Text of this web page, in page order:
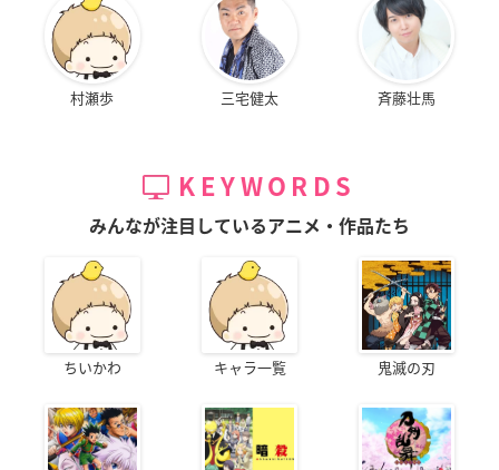
村瀬歩 三宅健太 斉藤壮馬
KEYWORDS
みんなが注目しているアニメ・作品たち
ちいかわ キャラ一覧 鬼滅の刃